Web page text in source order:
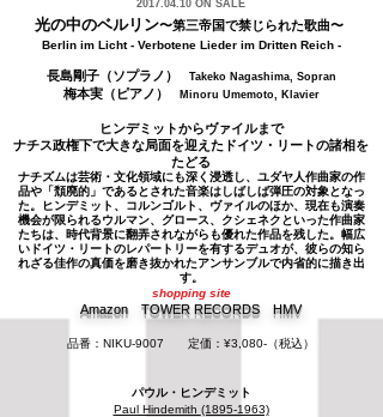
2017.04.10 ON SALE
光の中のベルリン〜第三帝国で禁じられた歌曲〜
Berlin im Licht - Verbotene Lieder im Dritten Reich -
長島剛子（ソプラノ） Takeko Nagashima, Sopran
梅本実（ピアノ） Minoru Umemoto, Klavier
ヒンデミットからヴァイルまで
ナチス政権下で大きな局面を迎えたドイツ・リートの諸相を
たどる
ナチズムは芸術・文化領域にも深く浸透し、ユダヤ人作曲家の作
品や「頽廃的」であるとされた音楽はしばしば弾圧の対象となっ
た。ヒンデミット、コルンゴルト、ヴァイルのほか、現在も演奏
機会が限られるウルマン、グロース、クシェネクといった作曲家
たちは、時代背景に翻弄されながらも優れた作品を残した。幅広
いドイツ・リートのレパートリーを有するデュオが、彼らの知ら
れざる佳作の真価を磨き抜かれたアンサンブルで内省的に描き出
す。
shopping site
Amazon TOWER RECORDS HMV
品番：NIKU-9007 定価：¥3,080-（税込）
パウル・ヒンデミット
Paul Hindemith (1895-1963)